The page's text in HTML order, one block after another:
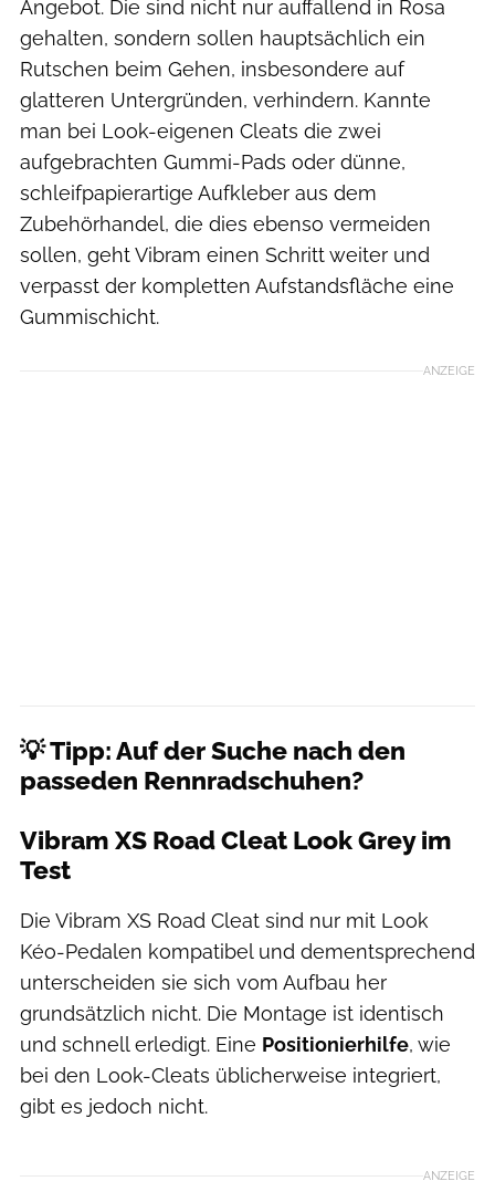
Angebot. Die sind nicht nur auffallend in Rosa
gehalten, sondern sollen hauptsächlich ein
Rutschen beim Gehen, insbesondere auf
glatteren Untergründen, verhindern. Kannte
man bei Look-eigenen Cleats die zwei
aufgebrachten Gummi-Pads oder dünne,
schleifpapierartige Aufkleber aus dem
Zubehörhandel, die dies ebenso vermeiden
sollen, geht Vibram einen Schritt weiter und
verpasst der kompletten Aufstandsfläche eine
Gummischicht.
ANZEIGE
💡 Tipp: Auf der Suche nach den
passeden Rennradschuhen?
Vibram XS Road Cleat Look Grey im
Test
Die Vibram XS Road Cleat sind nur mit Look
Kéo-Pedalen kompatibel und dementsprechend
unterscheiden sie sich vom Aufbau her
grundsätzlich nicht. Die Montage ist identisch
und schnell erledigt. Eine Positionierhilfe, wie
bei den Look-Cleats üblicherweise integriert,
gibt es jedoch nicht.
ANZEIGE